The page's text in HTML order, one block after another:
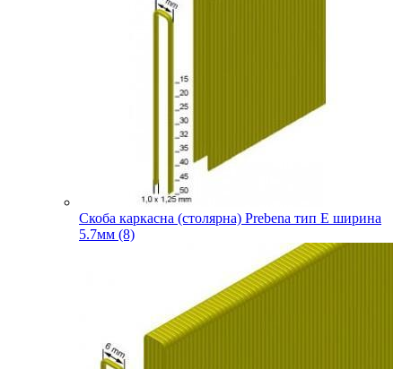
Скоба каркасна (столярна) Prebena тип E ширина
5.7мм (8)